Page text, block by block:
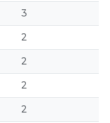
3
2
2
2
2